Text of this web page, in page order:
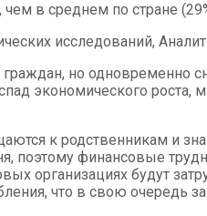
в среднем по стране
исследований,
но
экономического роста,
к родственникам и
поэтому финансовые
организациях будут
что в свою очередь